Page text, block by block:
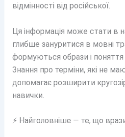
відмінності від російської.
Ця інформація може стати в
глибше зануритися в мовні
формуються образи і поняття
Знання про терміни, які не
допомагає розширити
навички.
⚡ Найголовніше — те, що